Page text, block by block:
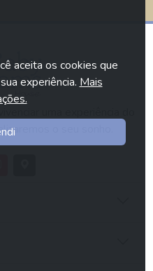
o seu sonho.
aceita os cookies que
experiência. Mais